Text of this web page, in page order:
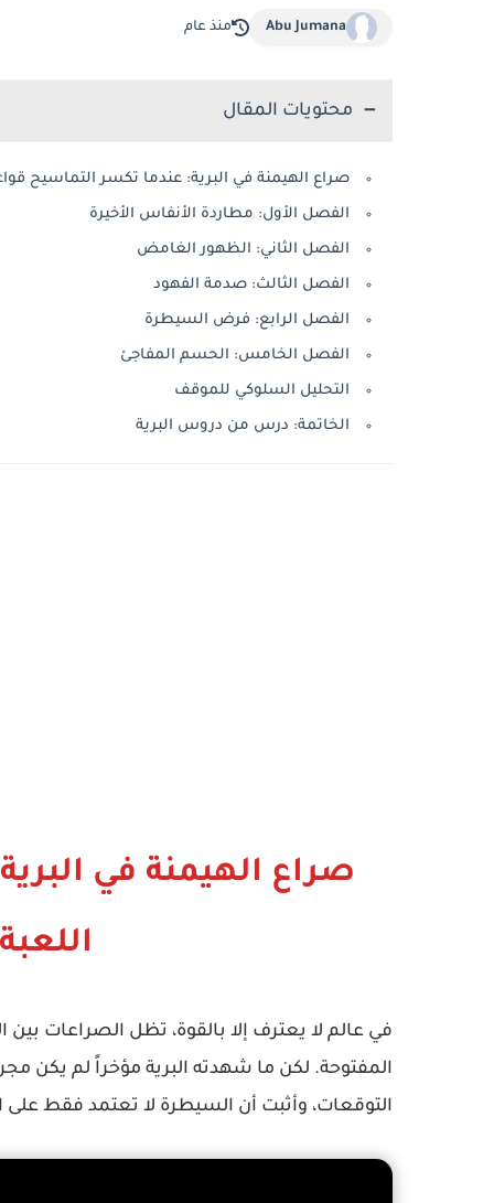
Abu Jumana منذ عام
محتويات المقال
صراع الهيمنة في البرية: عندما تكسر التماسيح
الفصل الأول: مطاردة الأنفاس الأخيرة
الفصل الثاني: الظهور الغامض
الفصل الثالث: صدمة الفهود
الفصل الرابع: فرض السيطرة
الفصل الخامس: الحسم المفاجئ
التحليل السلوكي للموقف
الخاتمة: درس من دروس البرية
صراع الهيمنة في
في عالم لا يعترف إلا بالقوة، تظل الصراعات
المفتوحة. لكن ما شهدته البرية مؤخراً لم يكن
التوقعات، وأثبت أن السيطرة لا تعتمد فقط